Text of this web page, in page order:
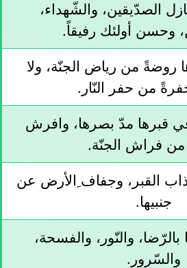
الصدّيقين، والشّهداء،
وحسن أولئك رفيقاً.
روضةً من رياض الجنّة، ولا
من حفر النّار.
قبرها مدّ بصرها، وافرش
من فراش الجنّة.
القبر، وجفاف ِالأرض عن
جنبيها.
بالرّضا، والنّور، والفسحة،
والسّرور.